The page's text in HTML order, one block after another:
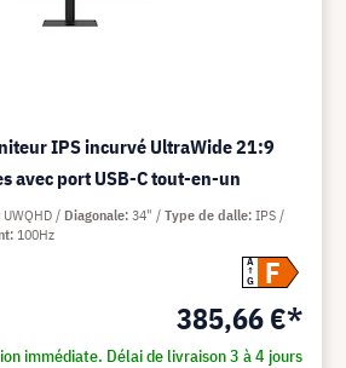
IPS incurvé UltraWide 21:9
avec port USB-C tout-en-un
A
G
F
385,66 €*
immédiate. Délai de livraison 3 à 4 jours
Diagonale 34" Type de dalle IPS
100Hz